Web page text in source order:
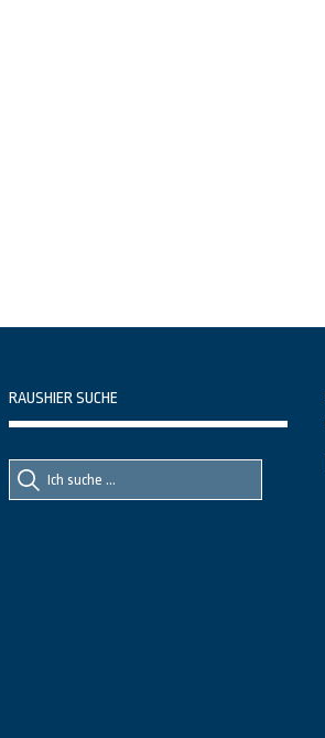
RAUSHIER SUCHE
Suche
nach::
Suche
nach: